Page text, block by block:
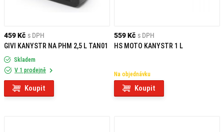
459 Kč s DPH
GIVI KANYSTR NA PHM 2,5 L TAN01
Skladem
V 1 prodejně
Koupit
559 Kč s DPH
HS MOTO KANYSTR 1 L
Na objednávku
Koupit